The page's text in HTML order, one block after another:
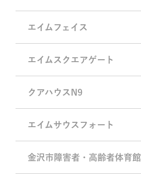
エイムフェイス
エイムスクエアゲート
クアハウスN9
エイムサウスフォート
金沢市障害者・高齢者体育館